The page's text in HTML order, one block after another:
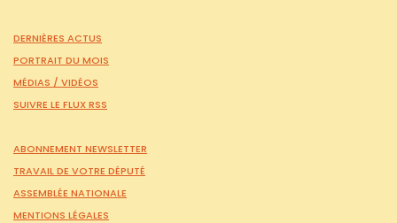
DERNIÈRES ACTUS
PORTRAIT DU MOIS
MÉDIAS / VIDÉOS
SUIVRE LE FLUX RSS
ABONNEMENT NEWSLETTER
TRAVAIL DE VOTRE DÉPUTÉ
ASSEMBLÉE NATIONALE
MENTIONS LÉGALES